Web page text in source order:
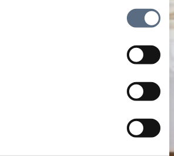
ihnen bereitgestellt haben oder die
Nutzung der Dienste gesammelt